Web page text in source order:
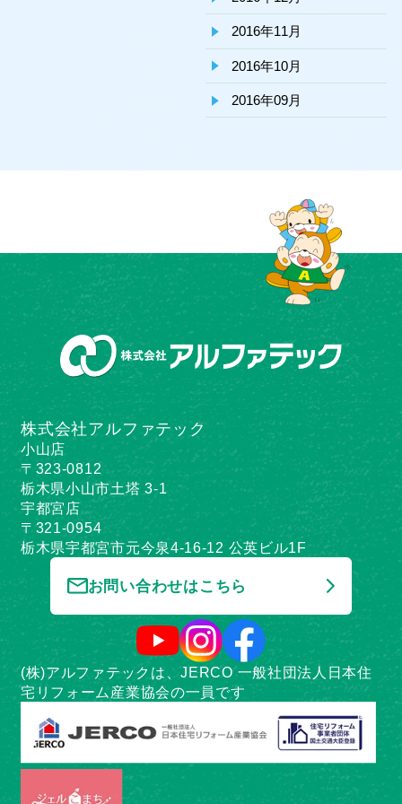
2016年11月
2016年10月
2016年09月
株式会社アルファテック
小山店
〒323-0812
栃木県小山市土塔 3-1
宇都宮店
〒321-0954
栃木県宇都宮市元今泉4-16-12 公英ビル1F
お問い合わせはこちら
(株)アルファテックは、JERCO 一般社団法人日本住
宅リフォーム産業協会の一員です